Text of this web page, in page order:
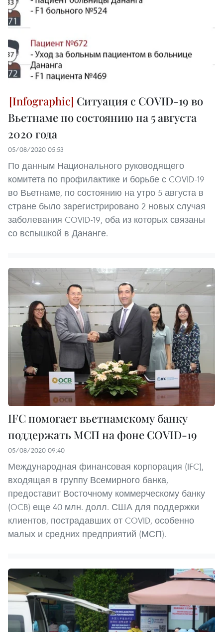
Ситуация с COVID-19 во
Вьетнаме по состоянию на 5 августа
2020 года
05/08/2020 05:53
По данным Национального руководящего
комитета по профилактике и борьбе с COVID-19
во Вьетнаме, по состоянию на утро 5 августа в
стране было зарегистрировано 2 новых случая
заболевания COVID-19, оба из которых связаны
со вспышкой в Дананге.
IFC помогает вьетнамскому банку
поддержать МСП на фоне COVID-19
05/08/2020 09:40
Международная финансовая корпорация (IFC),
входящая в группу Всемирного банка,
предоставит Восточному коммерческому банку
(OCB) еще 40 млн. долл. США для поддержки
клиентов, пострадавших от COVID, особенно
малых и средних предприятий (МСП).